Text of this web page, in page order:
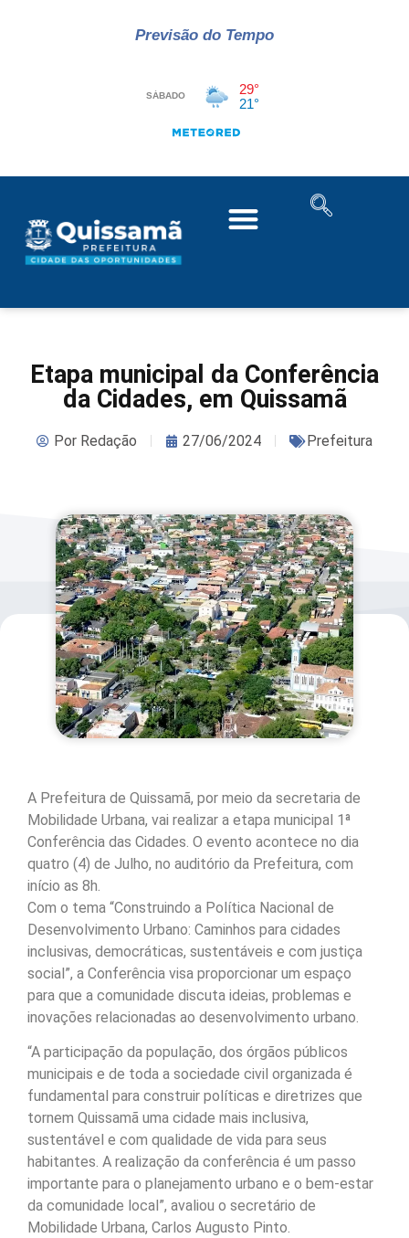
Previsão do Tempo
Etapa municipal da Conferência
da Cidades, em Quissamã
Por Redação 27/06/2024 Prefeitura
A Prefeitura de Quissamã, por meio da secretaria de
Mobilidade Urbana, vai realizar a etapa municipal 1ª
Conferência das Cidades. O evento acontece no dia
quatro (4) de Julho, no auditório da Prefeitura, com
início as 8h.
Com o tema “Construindo a Política Nacional de
Desenvolvimento Urbano: Caminhos para cidades
inclusivas, democráticas, sustentáveis e com justiça
social”, a Conferência visa proporcionar um espaço
para que a comunidade discuta ideias, problemas e
inovações relacionadas ao desenvolvimento urbano.
“A participação da população, dos órgãos públicos
municipais e de toda a sociedade civil organizada é
fundamental para construir políticas e diretrizes que
tornem Quissamã uma cidade mais inclusiva,
sustentável e com qualidade de vida para seus
habitantes. A realização da conferência é um passo
importante para o planejamento urbano e o bem-estar
da comunidade local”, avaliou o secretário de
Mobilidade Urbana, Carlos Augusto Pinto.